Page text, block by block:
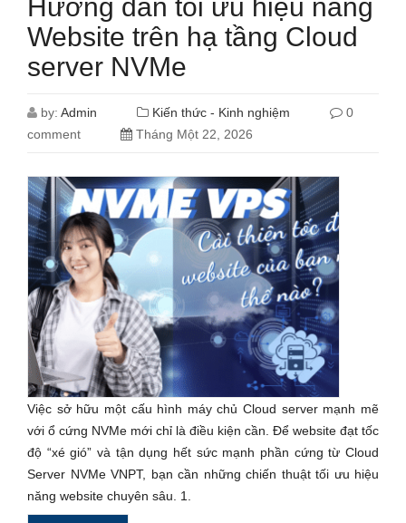
Hướng dẫn tối ưu hiệu năng
Website trên hạ tầng Cloud
server NVMe
by: Admin Kiến thức - Kinh nghiệm
0
comment
Tháng Một 22, 2026
Việc sở hữu một cấu hình máy chủ Cloud server mạnh mẽ
với ổ cứng NVMe mới chỉ là điều kiện cần. Để website đạt tốc
độ “xé gió” và tận dụng hết sức mạnh phần cứng từ Cloud
Server NVMe VNPT, bạn cần những chiến thuật tối ưu hiệu
năng website chuyên sâu. 1.